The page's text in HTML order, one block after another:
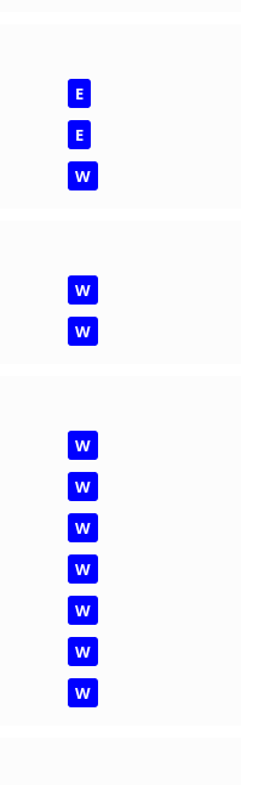
E
E
W
W
W
W
W
W
W
W
W
W